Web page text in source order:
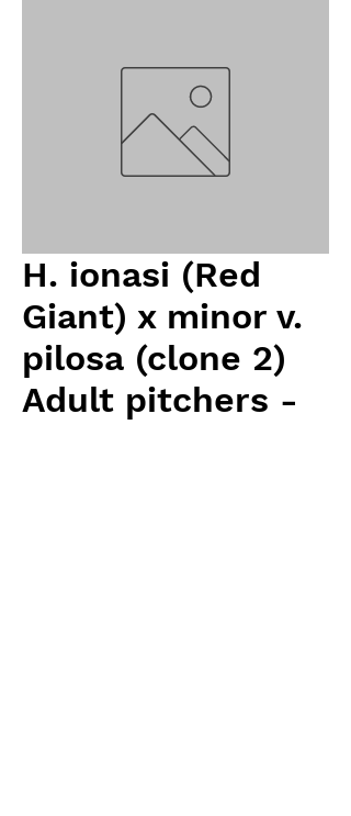
H. ionasi (Red
Giant) x minor v.
pilosa (clone 2)
Adult pitchers -